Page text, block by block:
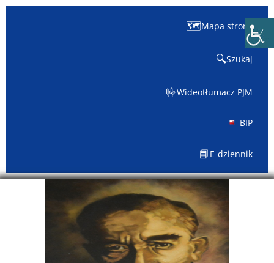
🗺️Mapa strony
🔍Szukaj
🤟Wideotłumacz PJM
BIP
📘 E-dziennik